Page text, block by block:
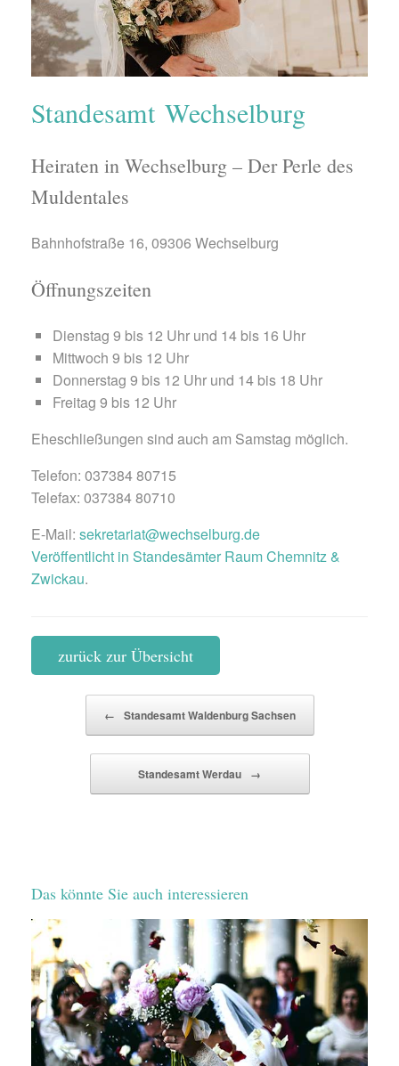
Standesamt Wechselburg
Heiraten in Wechselburg – Der Perle des
Muldentales
Bahnhofstraße 16, 09306 Wechselburg
Öffnungszeiten
Dienstag 9 bis 12 Uhr und 14 bis 16 Uhr
Mittwoch 9 bis 12 Uhr
Donnerstag 9 bis 12 Uhr und 14 bis 18 Uhr
Freitag 9 bis 12 Uhr
Eheschließungen sind auch am Samstag möglich.
Telefon: 037384 80715
Telefax: 037384 80710
E-Mail: sekretariat@wechselburg.de
Veröffentlicht in Standesämter Raum Chemnitz &
Zwickau.
zurück zur Übersicht
← Standesamt Waldenburg Sachsen
Standesamt Werdau →
Das könnte Sie auch interessieren